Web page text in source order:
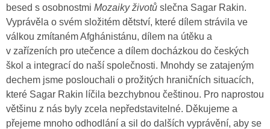
besed s osobnostmi Mozaiky životů slečna Sagar Rakin.
Vyprávěla o svém složitém dětství, které dílem strávila ve
válkou zmítaném Afghánistánu, dílem na útěku a
v zařízeních pro utečence a dílem docházkou do českých
škol a integrací do naší společnosti. Mnohdy se zatajeným
dechem jsme poslouchali o prožitých hraničních situacích,
které Sagar Rakin líčila bezchybnou češtinou. Pro naprostou
většinu z nás byly zcela nepředstavitelné. Děkujeme a
přejeme mnoho odhodlání a sil do dalších vyprávění, aby se